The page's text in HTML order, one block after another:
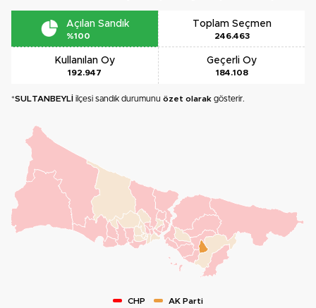
Açılan Sandık
%100
Toplam Seçmen
246.463
Kullanılan Oy
192.947
Geçerli Oy
184.108
*SULTANBEYLİ ilçesi sandık durumunu özet olarak gösterir.
CHP AK Parti